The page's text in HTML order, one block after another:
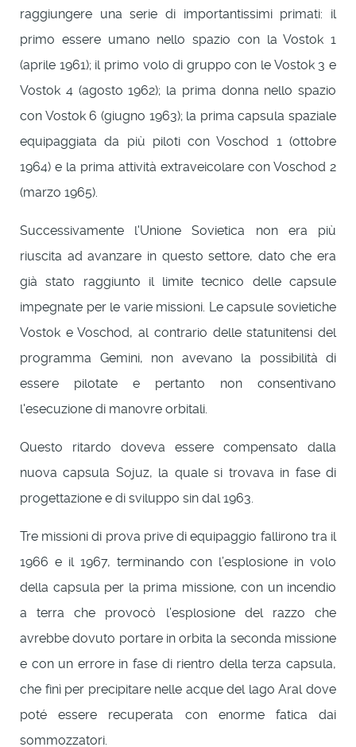
raggiungere una serie di importantissimi primati: il
primo essere umano nello spazio con la Vostok 1
(aprile 1961); il primo volo di gruppo con le Vostok 3 e
Vostok 4 (agosto 1962); la prima donna nello spazio
con Vostok 6 (giugno 1963); la prima capsula spaziale
equipaggiata da più piloti con Voschod 1 (ottobre
1964) e la prima attività extraveicolare con Voschod 2
(marzo 1965).
Successivamente l'Unione Sovietica non era più
riuscita ad avanzare in questo settore, dato che era
già stato raggiunto il limite tecnico delle capsule
impegnate per le varie missioni. Le capsule sovietiche
Vostok e Voschod, al contrario delle statunitensi del
programma Gemini, non avevano la possibilità di
essere pilotate e pertanto non consentivano
l'esecuzione di manovre orbitali.
Questo ritardo doveva essere compensato dalla
nuova capsula Sojuz, la quale si trovava in fase di
progettazione e di sviluppo sin dal 1963.
Tre missioni di prova prive di equipaggio fallirono tra il
1966 e il 1967, terminando con l’esplosione in volo
della capsula per la prima missione, con un incendio
a terra che provocò l’esplosione del razzo che
avrebbe dovuto portare in orbita la seconda missione
e con un errore in fase di rientro della terza capsula,
che finì per precipitare nelle acque del lago Aral dove
poté essere recuperata con enorme fatica dai
sommozzatori.